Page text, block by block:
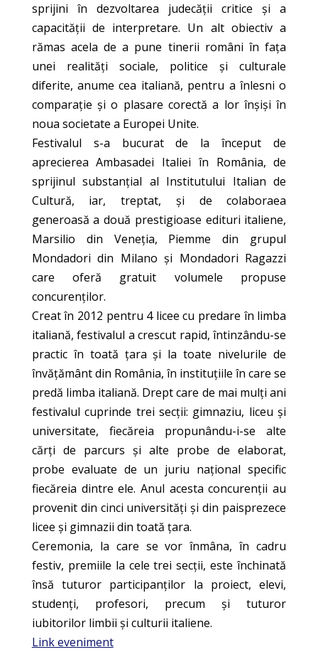
sprijini în dezvoltarea judecății critice și a
capacității de interpretare. Un alt obiectiv a
rămas acela de a pune tinerii români în fața
unei realități sociale, politice și culturale
diferite, anume cea italiană, pentru a înlesni o
comparație și o plasare corectă a lor înșiși în
noua societate a Europei Unite.
Festivalul s-a bucurat de la început de
aprecierea Ambasadei Italiei în România, de
sprijinul substanțial al Institutului Italian de
Cultură, iar, treptat, și de colaboraea
generoasă a două prestigioase edituri italiene,
Marsilio din Veneția, Piemme din grupul
Mondadori din Milano şi Mondadori Ragazzi
care oferă gratuit volumele propuse
concurenților.
Creat în 2012 pentru 4 licee cu predare în limba
italiană, festivalul a crescut rapid, întinzându-se
practic în toată țara și la toate nivelurile de
învățământ din România, în instituțiile în care se
predă limba italiană. Drept care de mai mulți ani
festivalul cuprinde trei secții: gimnaziu, liceu și
universitate, fiecăreia propunându-i-se alte
cărți de parcurs și alte probe de elaborat,
probe evaluate de un juriu național specific
fiecăreia dintre ele. Anul acesta concurenții au
provenit din cinci universități și din paisprezece
licee și gimnazii din toată țara.
Ceremonia, la care se vor înmâna, în cadru
festiv, premiile la cele trei secții, este închinată
însă tuturor participanților la proiect, elevi,
studenți, profesori, precum și tuturor
iubitorilor limbii și culturii italiene.
Link eveniment